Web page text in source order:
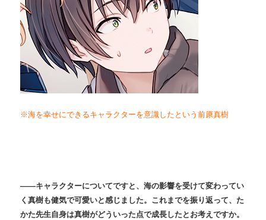
※海を幸せにできるキャラクターを意識したという前原真樹
――キャラクターについてですと、海の影響を受けて変わってい
く真樹も健気で可愛いと感じました。これまでを振り返って、た
かた先生自身は真樹がどういった点で成長したとお考えですか。